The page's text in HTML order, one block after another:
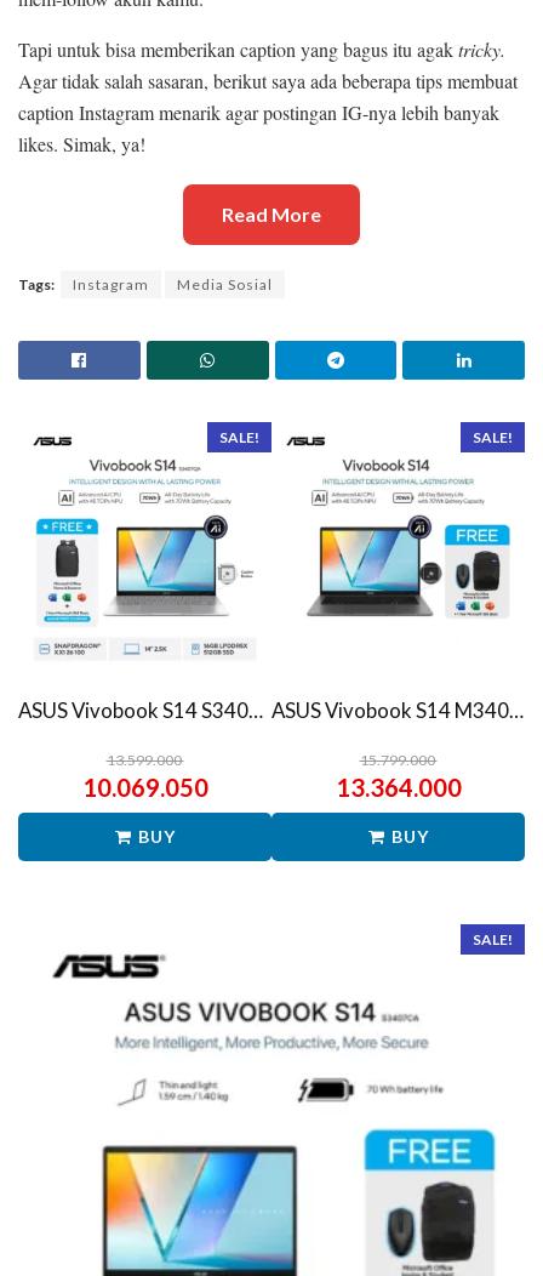
Tapi untuk bisa memberikan caption yang bagus itu agaktricky.
Agar tidak salah sasaran, berikut saya ada beberapa tips membuat
caption Instagram menarik agar postingan IG-nya lebih banyak
likes. Simak, ya!
Read More
Tags: Instagram Media Sosial
SALE!
ASUS Vivobook S14 S3407QA – IPSP151M – Matte Gray
13.599.000
10.069.050
BUY
SALE!
ASUS Vivobook S14 M3407HA Ryzen 7 260 1TB SSD 16GB WUXGA IPS Win11+OHS
15.799.000
13.364.000
BUY
SALE!